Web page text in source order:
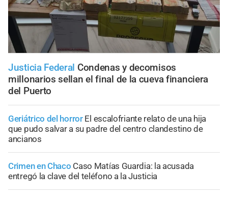
Justicia Federal Condenas y decomisos
millonarios sellan el final de la cueva financiera
del Puerto
Geriátrico del horror El escalofriante relato de una hija
que pudo salvar a su padre del centro clandestino de
ancianos
Crimen en Chaco Caso Matías Guardia: la acusada
entregó la clave del teléfono a la Justicia